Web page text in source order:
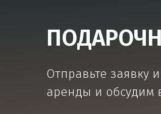
Отправьте заявку
аренды и обсудим